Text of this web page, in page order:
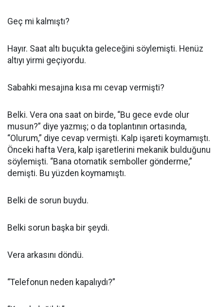
Geç mi kalmıştı?
Hayır. Saat altı buçukta geleceğini söylemişti. Henüz
altıyı yirmi geçiyordu.
Sabahki mesajına kısa mı cevap vermişti?
Belki. Vera ona saat on birde, “Bu gece evde olur
musun?” diye yazmış; o da toplantının ortasında,
“Olurum,” diye cevap vermişti. Kalp işareti koymamıştı.
Önceki hafta Vera, kalp işaretlerini mekanik bulduğunu
söylemişti. “Bana otomatik semboller gönderme,”
demişti. Bu yüzden koymamıştı.
Belki de sorun buydu.
Belki sorun başka bir şeydi.
Vera arkasını döndü.
“Telefonun neden kapalıydı?”